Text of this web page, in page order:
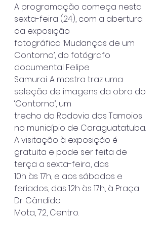
A programação começa nesta
sexta-feira (24), com a abertura
da exposição
fotográfica ‘Mudanças de um
Contorno’, do fotógrafo
documental Felipe
Samurai. A mostra traz uma
seleção de imagens da obra do
‘Contorno’, um
trecho da Rodovia dos Tamoios
no município de Caraguatatuba.
A visitação à exposição é
gratuita e pode ser feita de
terça a sexta-feira, das
10h às 17h, e aos sábados e
feriados, das 12h às 17h, à Praça
Dr. Cândido
Mota, 72, Centro.